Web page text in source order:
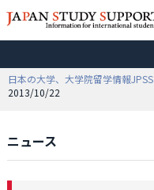
日本の大学、大学院留学情報JPSS
2013/10/22
ニュース